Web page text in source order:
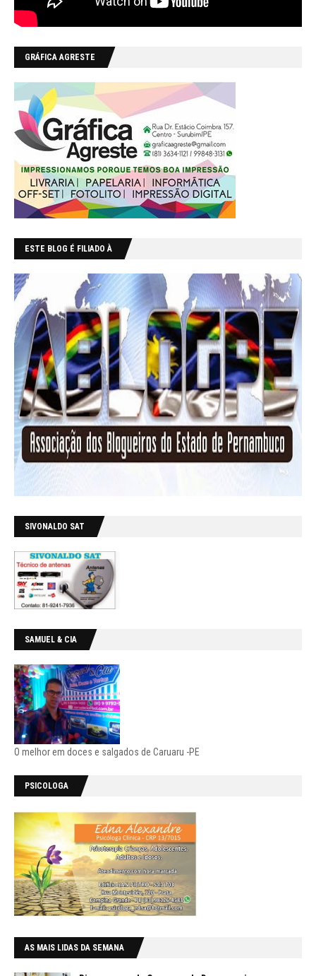
GRÁFICA AGRESTE
ESTE BLOG É FILIADO À
SIVONALDO SAT
SAMUEL & CIA
O melhor em doces e salgados de Caruaru -PE
PSICOLOGA
AS MAIS LIDAS DA SEMANA